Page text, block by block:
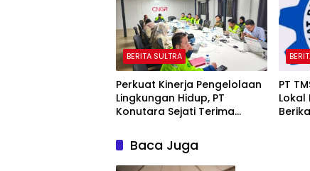
BERITA SULTRA
Perkuat Kinerja Pengelolaan
Lingkungan Hidup, PT
Konutara Sejati Terima
PT
Lokal
Baca Juga